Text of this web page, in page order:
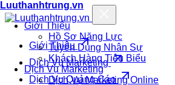
Luuthanhtrung.vn
Giới Thiệu
Hồ Sơ Năng Lực
Tuyển Dụng Nhân Sự
Khách Hàng Tiêu Biểu
Dịch Vụ Marketing
Dịch Vụ Marketing Online
Giới Thiệu
Dịch Vụ Marketing
Dịch Vụ Quảng Cáo